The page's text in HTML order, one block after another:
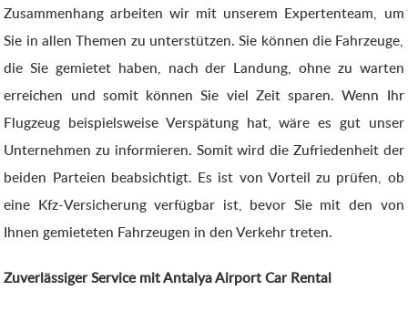
Zusammenhang arbeiten wir mit unserem Expertenteam, um
Sie in allen Themen zu unterstützen. Sie können die Fahrzeuge,
die Sie gemietet haben, nach der Landung, ohne zu warten
erreichen und somit können Sie viel Zeit sparen. Wenn Ihr
Flugzeug beispielsweise Verspätung hat, wäre es gut unser
Unternehmen zu informieren. Somit wird die Zufriedenheit der
beiden Parteien beabsichtigt. Es ist von Vorteil zu prüfen, ob
eine Kfz-Versicherung verfügbar ist, bevor Sie mit den von
Ihnen gemieteten Fahrzeugen in den Verkehr treten.
Zuverlässiger Service mit Antalya Airport Car Rental